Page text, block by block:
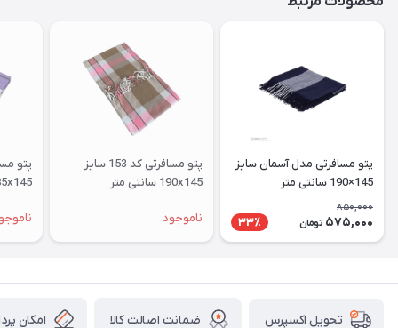
پتو مسافرتی مدل آسمان سایز
145×190 سانتی متر
850,000
575,000 تومان 33٪
پتو مسافرتی کد 153 سایز
190x145 سانتی متر
ناموجود
185x145 سانتی متر
تحویل اکسپرس ضمانت اصالت کالا امکان